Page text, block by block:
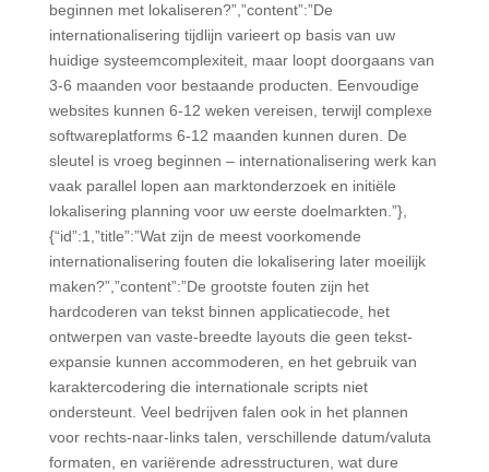
beginnen met lokaliseren?”,”content”:”De
internationalisering tijdlijn varieert op basis van uw
huidige systeemcomplexiteit, maar loopt doorgaans van
3-6 maanden voor bestaande producten. Eenvoudige
websites kunnen 6-12 weken vereisen, terwijl complexe
softwareplatforms 6-12 maanden kunnen duren. De
sleutel is vroeg beginnen – internationalisering werk kan
vaak parallel lopen aan marktonderzoek en initiële
lokalisering planning voor uw eerste doelmarkten.”},
{“id”:1,”title”:”Wat zijn de meest voorkomende
internationalisering fouten die lokalisering later moeilijk
maken?”,”content”:”De grootste fouten zijn het
hardcoderen van tekst binnen applicatiecode, het
ontwerpen van vaste-breedte layouts die geen tekst-
expansie kunnen accommoderen, en het gebruik van
karaktercodering die internationale scripts niet
ondersteunt. Veel bedrijven falen ook in het plannen
voor rechts-naar-links talen, verschillende datum/valuta
formaten, en variërende adresstructuren, wat dure